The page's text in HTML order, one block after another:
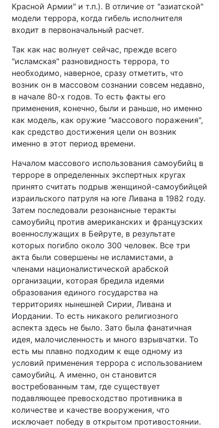
Красной Армии" и т.п.). В отличие от "азиатской"
модели террора, когда гибель исполнителя
входит в первоначальный расчет.
Так как нас волнует сейчас, прежде всего
"исламская" разновидность террора, то
необходимо, наверное, сразу отметить, что
возник он в массовом сознании совсем недавно,
в начале 80-х годов. То есть факты его
применения, конечно, были и раньше, но именно
как модель, как оружие "массового поражения",
как средство достижения цели он возник
именно в этот период времени.
Началом массового использования самоубийц в
терроре в определенных экспертных кругах
принято считать подрыв женщиной-самоубийцей
израильского патруля на юге Ливана в 1982 году.
Затем последовали резонансные теракты
самоубийц против американских и французских
военнослужащих в Бейруте, в результате
которых погибло около 300 человек. Все три
акта были совершены не исламистами, а
членами националистической арабской
организации, которая бредила идеями
образования единого государства на
территориях нынешней Сирии, Ливана и
Иордании. То есть никакого религиозного
аспекта здесь не было. Зато была фанатичная
идея, малочисленность и много взрывчатки. То
есть мы плавно подходим к еще одному из
условий применения террора с использованием
самоубийц. А именно, он становится
востребованным там, где существует
подавляющее превосходство противника в
количестве и качестве вооружения, что
исключает победу в открытом противостоянии.